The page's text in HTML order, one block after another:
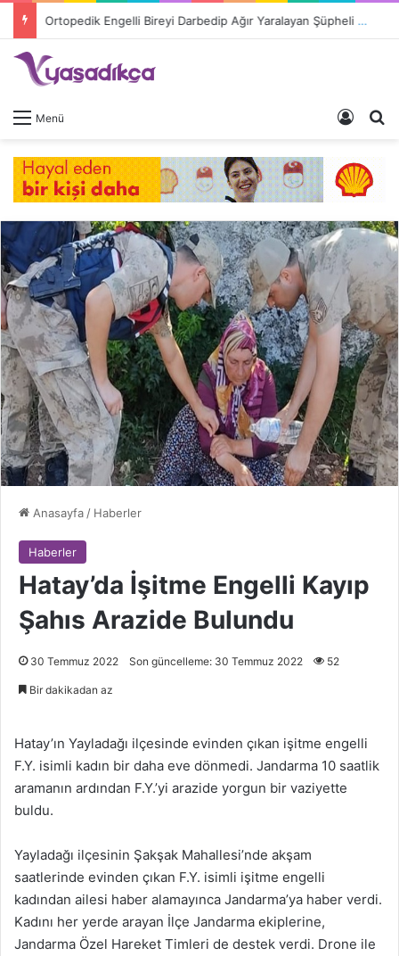
Ortopedik Engelli Bireyi Darbedip Ağır Yaralayan Şüpheli Tutuklandı
Menü Giriş
Anasayfa / Haberler
Haberler
Hatay’da İşitme Engelli Kayıp
Şahıs Arazide Bulundu
30 Temmuz 2022 Son güncelleme: 30 Temmuz 2022 52
Bir dakikadan az
Hatay’ın Yayladağı ilçesinde evinden çıkan işitme engelli
F.Y. isimli kadın bir daha eve dönmedi. Jandarma 10 saatlik
aramanın ardından F.Y.’yi arazide yorgun bir vaziyette
buldu.
Yayladağı ilçesinin Şakşak Mahallesi’nde akşam
saatlerinde evinden çıkan F.Y. isimli işitme engelli
kadından ailesi haber alamayınca Jandarma’ya haber verdi.
Kadını her yerde arayan İlçe Jandarma ekiplerine,
Jandarma Özel Hareket Timleri de destek verdi. Drone ile